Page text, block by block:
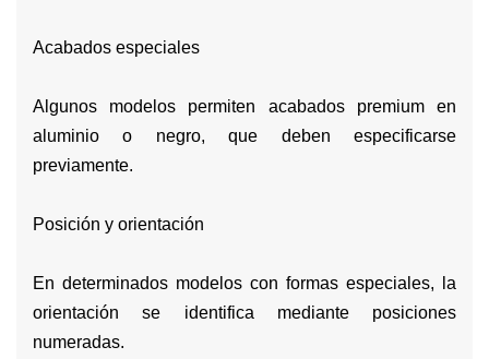
Acabados especiales
Algunos modelos permiten acabados premium en
aluminio o negro, que deben especificarse
previamente.
Posición y orientación
En determinados modelos con formas especiales, la
orientación se identifica mediante posiciones
numeradas.